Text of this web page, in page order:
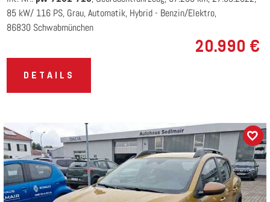
85 kW/ 116 PS Grau Automatik Hybrid - Benzin/Elektro
86830 Schwabmünchen
20.990 €
DETAILS